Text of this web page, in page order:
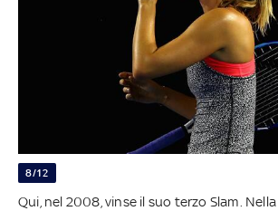
8/12
Qui, nel 2008, vinse il suo terzo Slam.